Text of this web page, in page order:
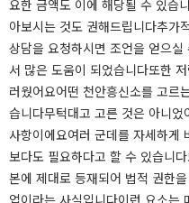
요한 금액도 이에 해당될 수 있습
아보시는 것도 권해드립니다추가
상담을 요청하시면 조언을 얻으
서 많은 도움이 되었습니다또한
러웠어요​​​어떤 천안흥신소를 고르
습니다무턱대고 고른 것은 아니
사항이에요여러 군데를 자세하게
보다도 필요하다고 할 수 있습니
본에 제대로 등재되어 법적 권한